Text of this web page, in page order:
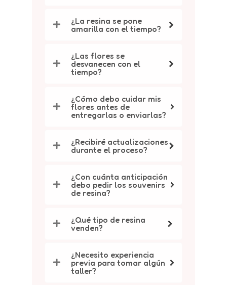
¿La resina se pone
amarilla con el tiempo?
¿Las flores se
desvanecen con el
tiempo?
¿Cómo debo cuidar mis
flores antes de
entregarlas o enviarlas?
¿Recibiré actualizaciones
durante el proceso?
¿Con cuánta anticipación
debo pedir los souvenirs
de resina?
¿Qué tipo de resina
venden?
¿Necesito experiencia
previa para tomar algún
taller?